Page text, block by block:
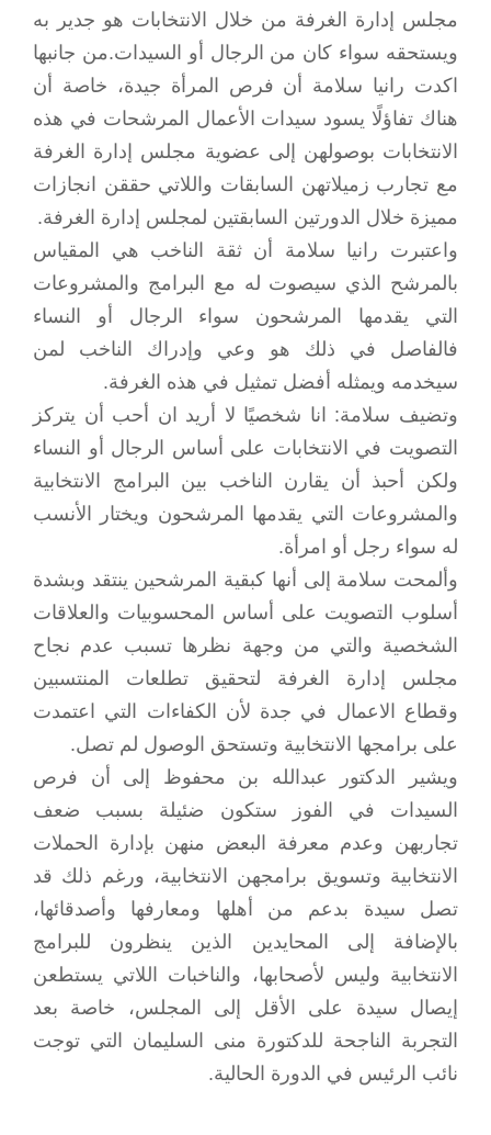
مجلس إدارة الغرفة من خلال الانتخابات هو جدير به
ويستحقه سواء كان من الرجال أو السيدات.من جانبها
اكدت رانيا سلامة أن فرص المرأة جيدة، خاصة أن
هناك تفاؤلًا يسود سيدات الأعمال المرشحات في هذه
الانتخابات بوصولهن إلى عضوية مجلس إدارة الغرفة
مع تجارب زميلاتهن السابقات واللاتي حققن انجازات
مميزة خلال الدورتين السابقتين لمجلس إدارة الغرفة.
واعتبرت رانيا سلامة أن ثقة الناخب هي المقياس
بالمرشح الذي سيصوت له مع البرامج والمشروعات
التي يقدمها المرشحون سواء الرجال أو النساء
فالفاصل في ذلك هو وعي وإدراك الناخب لمن
سيخدمه ويمثله أفضل تمثيل في هذه الغرفة.
وتضيف سلامة: انا شخصيًا لا أريد ان أحب أن يتركز
التصويت في الانتخابات على أساس الرجال أو النساء
ولكن أحبذ أن يقارن الناخب بين البرامج الانتخابية
والمشروعات التي يقدمها المرشحون ويختار الأنسب
له سواء رجل أو امرأة.
وألمحت سلامة إلى أنها كبقية المرشحين ينتقد وبشدة
أسلوب التصويت على أساس المحسوبيات والعلاقات
الشخصية والتي من وجهة نظرها تسبب عدم نجاح
مجلس إدارة الغرفة لتحقيق تطلعات المنتسبين
وقطاع الاعمال في جدة لأن الكفاءات التي اعتمدت
على برامجها الانتخابية وتستحق الوصول لم تصل.
ويشير الدكتور عبدالله بن محفوظ إلى أن فرص
السيدات في الفوز ستكون ضئيلة بسبب ضعف
تجاربهن وعدم معرفة البعض منهن بإدارة الحملات
الانتخابية وتسويق برامجهن الانتخابية، ورغم ذلك قد
تصل سيدة بدعم من أهلها ومعارفها وأصدقائها،
بالإضافة إلى المحايدين الذين ينظرون للبرامج
الانتخابية وليس لأصحابها، والناخبات اللاتي يستطعن
إيصال سيدة على الأقل إلى المجلس، خاصة بعد
التجربة الناجحة للدكتورة منى السليمان التي توجت
نائب الرئيس في الدورة الحالية.